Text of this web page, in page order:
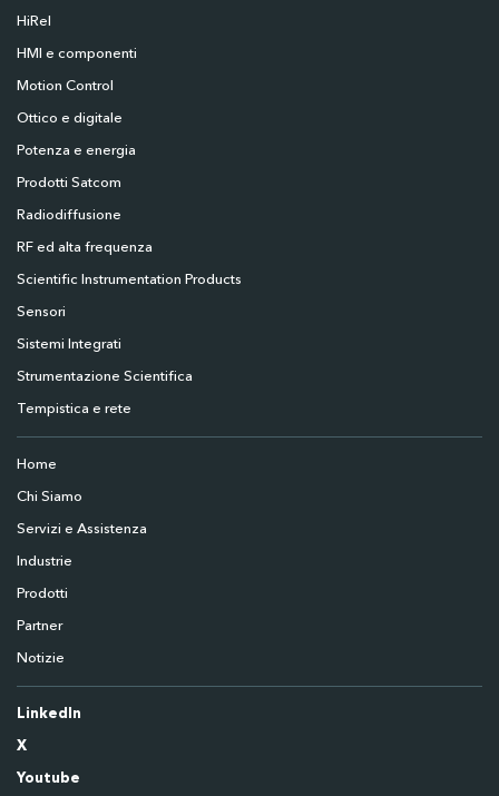
HiRel
HMI e componenti
Motion Control
Ottico e digitale
Potenza e energia
Prodotti Satcom
Radiodiffusione
RF ed alta frequenza
Scientific Instrumentation Products
Sensori
Sistemi Integrati
Strumentazione Scientifica
Tempistica e rete
Home
Chi Siamo
Servizi e Assistenza
Industrie
Prodotti
Partner
Notizie
LinkedIn
X
Youtube